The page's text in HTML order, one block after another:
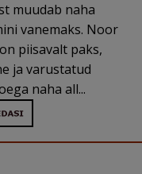
muudab naha
vanemaks. Noor
piisavalt paks,
ja varustatud
naha all...